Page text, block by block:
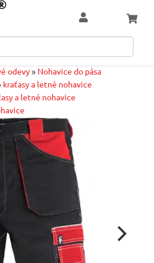
odevy» Nohavice do pása
kraťasy a letné nohavice
a letné nohavice